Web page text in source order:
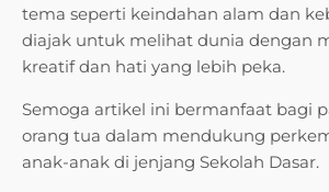
tema seperti keindahan alam dan
diajak untuk melihat dunia dengan
kreatif dan hati yang lebih peka.
Semoga artikel ini bermanfaat bagi
orang tua dalam mendukung
anak-anak di jenjang Sekolah Dasar.